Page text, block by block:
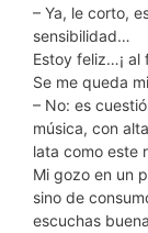
– Ya, le corto,
sensibilidad…
Estoy feliz…¡ al
Se me queda
– No: es
música, con
lata como este
Mi gozo en un
sino de
escuchas